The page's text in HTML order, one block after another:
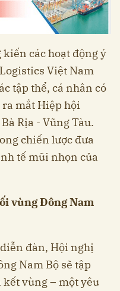
các hoạt động ý
Việt Nam
tập thể, cá nhân có
ra mắt Hiệp hội
Rịa - Vũng Tàu.
chiến lược đưa
tế mũi nhọn của
vùng Đông Nam
đàn, Hội nghị
Nam Bộ sẽ tập
vùng – một yêu